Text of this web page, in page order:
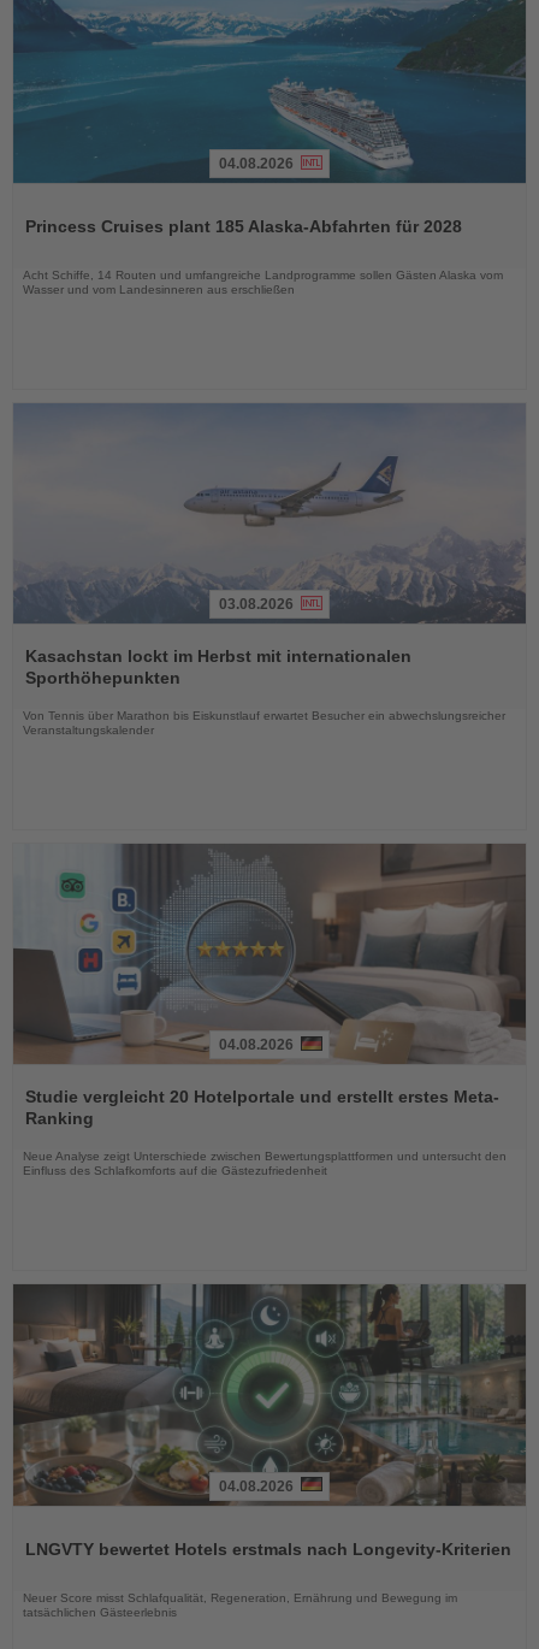
die
04.08.2026
Princess Cruises plant 185 Alaska-Abfahrten für 2028
Acht Schiffe, 14 Routen und umfangreiche Landprogramme sollen Gästen Alaska vom
Wasser und vom Landesinneren aus erschließen
Sie
die
Nachrichten
03.08.2026
Kasachstan lockt im Herbst mit internationalen
Sporthöhepunkten
Von Tennis über Marathon bis Eiskunstlauf erwartet Besucher ein abwechslungsreicher
Veranstaltungskalender
Sie
die
Nachrichten
04.08.2026
Studie vergleicht 20 Hotelportale und erstellt erstes Meta-
Ranking
Neue Analyse zeigt Unterschiede zwischen Bewertungsplattformen und untersucht den
Einfluss des Schlafkomforts auf die Gästezufriedenheit
die
04.08.2026
LNGVTY bewertet Hotels erstmals nach Longevity-Kriterien
Neuer Score misst Schlafqualität, Regeneration, Ernährung und Bewegung im
tatsächlichen Gästeerlebnis